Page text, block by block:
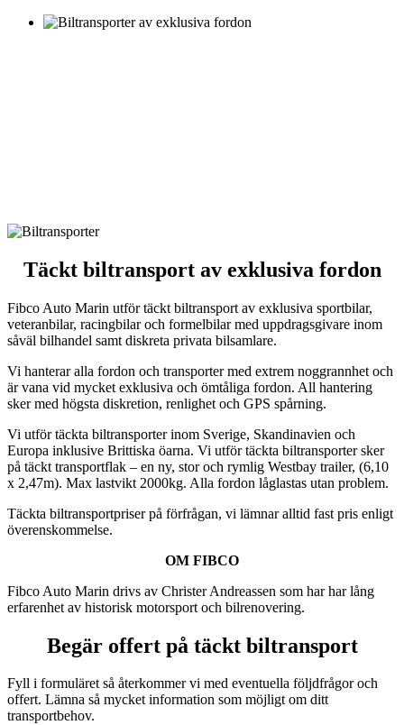
Täckt biltransport av exklusiva fordon
Fibco Auto Marin utför täckt biltransport av exklusiva sportbilar,
veteranbilar, racingbilar och formelbilar med uppdragsgivare inom
såväl bilhandel samt diskreta privata bilsamlare.
Vi hanterar alla fordon och transporter med extrem noggrannhet och
är vana vid mycket exklusiva och ömtåliga fordon. All hantering
sker med högsta diskretion, renlighet och GPS spårning.
Vi utför täckta biltransporter inom Sverige, Skandinavien och
Europa inklusive Brittiska öarna. Vi utför täckta biltransporter sker
på täckt transportflak – en ny, stor och rymlig Westbay trailer, (6,10
x 2,47m). Max lastvikt 2000kg. Alla fordon låglastas utan problem.
Täckta biltransportpriser på förfrågan, vi lämnar alltid fast pris enligt
överenskommelse.
OM FIBCO
Fibco Auto Marin drivs av Christer Andreassen som har har lång
erfarenhet av historisk motorsport och bilrenovering.
Begär offert på täckt biltransport
Fyll i formuläret så återkommer vi med eventuella följdfrågor och
offert. Lämna så mycket information som möjligt om ditt
transportbehov.